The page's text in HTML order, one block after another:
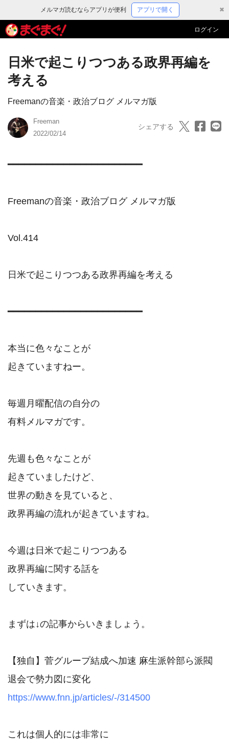
メルマガ読むならアプリが便利 アプリで開く ✖
ログイン
日米で起こりつつある政界再編を
考える
Freemanの音楽・政治ブログ メルマガ版
Freeman
2022/02/14
シェアする
━━━━━━━━━━━━━━━━━━━━━━━━
Freemanの音楽・政治ブログ メルマガ版
Vol.414
日米で起こりつつある政界再編を考える
━━━━━━━━━━━━━━━━━━━━━━━━
本当に色々なことが
起きていますねー。
毎週月曜配信の自分の
有料メルマガです。
先週も色々なことが
起きていましたけど、
世界の動きを見ていると、
政界再編の流れが起きていますね。
今週は日米で起こりつつある
政界再編に関する話を
していきます。
まずは↓の記事からいきましょう。
【独自】菅グループ結成へ加速 麻生派幹部ら派閥
https://www.fnn.jp/articles/-/314500
これは個人的には非常に